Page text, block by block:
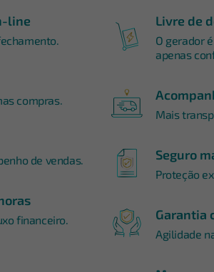
line
compras.
de vendas.
financeiro.
Livre de
O gerador
apenas
Mais
Seguro
Proteção
Garantia
Agilidade